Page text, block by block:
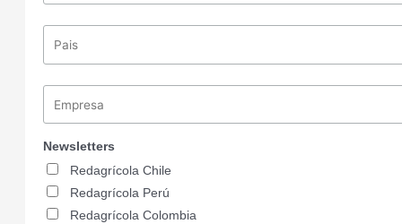
Newsletters
Redagrícola Chile
Redagrícola Perú
Redagrícola Colombia